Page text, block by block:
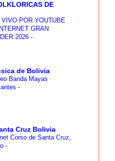
DE
VIVO POR YOUTUBE
GRAN
2026 -
de Bolivia
Banda Mayas
-
Cruz Bolivia
Corso de Santa Cruz,
-